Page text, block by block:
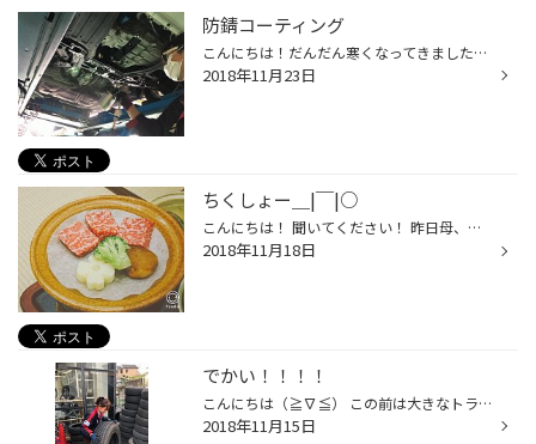
防錆コーティング
こんにちは！だんだん寒くなってきましたね^^;冷え性の私には辛い季節です。 さて今回は、この時期オススメの防錆コーティングのご紹介をさせていただきます。 この時期道路が凍結しないように塩カルを撒くのですが、 それが大切なお車の下回りを攻撃！！！錆が発生してしまいます。 その錆を防ぎ、...
2018年11月23日
ちくしょー＿|￣|○
こんにちは！ 聞いてください！ 昨日母、父、妹が三重に日帰り旅行に行きました。 私抜きで…3人で申し込んでたみたいです…寂しい… こんな美味しそうな写真が送られて来ました。 そんな私は1人で寂しくお家ご飯。 負けじと… 国産では無いもののステーキを買って対抗してみました（笑） 次は私も連れ...
2018年11月18日
でかい！！！！
こんにちは（≧∇≦） この前は大きなトラックのタイヤ交換がありました。 あまりのタイヤの大きさに思わず記念撮影（笑） とても重たかったです！（；゜０゜）
2018年11月15日